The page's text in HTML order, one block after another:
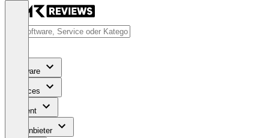
Software
Services
Content
Für Anbieter